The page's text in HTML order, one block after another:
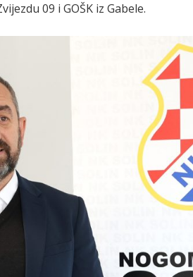
09 i GOŠK iz Gabele.